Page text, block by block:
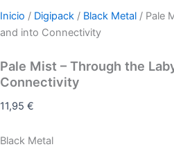
Inicio / Digipack / Black Metal / Pale
and into Connectivity
Pale Mist – Through the
Connectivity
11,95 €
Black Metal